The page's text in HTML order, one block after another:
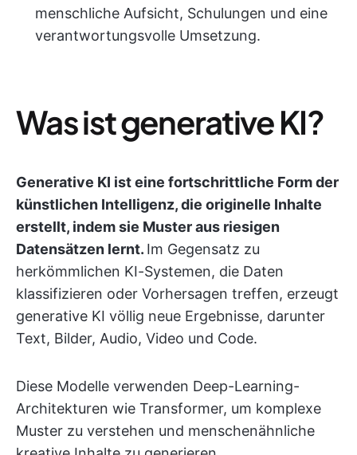
menschliche Aufsicht, Schulungen und eine
verantwortungsvolle Umsetzung.
Was ist generative KI?
Generative KI ist eine fortschrittliche Form der
künstlichen Intelligenz, die originelle Inhalte
erstellt, indem sie Muster aus riesigen
Datensätzen lernt. Im Gegensatz zu
herkömmlichen KI-Systemen, die Daten
klassifizieren oder Vorhersagen treffen, erzeugt
generative KI völlig neue Ergebnisse, darunter
Text, Bilder, Audio, Video und Code.
Diese Modelle verwenden Deep-Learning-
Architekturen wie Transformer, um komplexe
Muster zu verstehen und menschenähnliche